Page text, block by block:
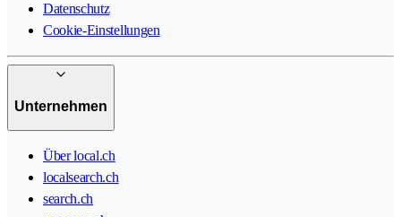
Datenschutz
Cookie-Einstellungen
Unternehmen
Über local.ch
localsearch.ch
search.ch